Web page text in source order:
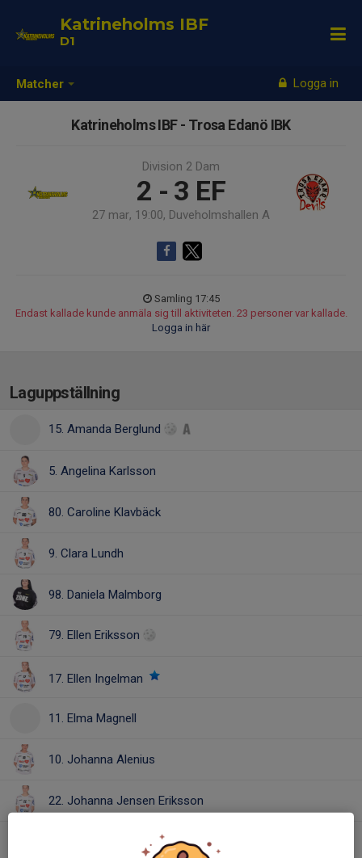
Matcher Logga in
Katrineholms IBF
D1
Katrineholms IBF - Trosa Edanö IBK
Division 2 Dam
2 - 3 EF
27 mar, 19:00, Duveholmshallen A
Samling 17:45
Endast kallade kunde anmäla sig till aktiviteten. 23 personer var kallade.
Logga in här
Laguppställning
15. Amanda Berglund
5. Angelina Karlsson
80. Caroline Klavbäck
9. Clara Lundh
98. Daniela Malmborg
79. Ellen Eriksson
17. Ellen Ingelman
11. Elma Magnell
10. Johanna Alenius
22. Johanna Jensen Eriksson